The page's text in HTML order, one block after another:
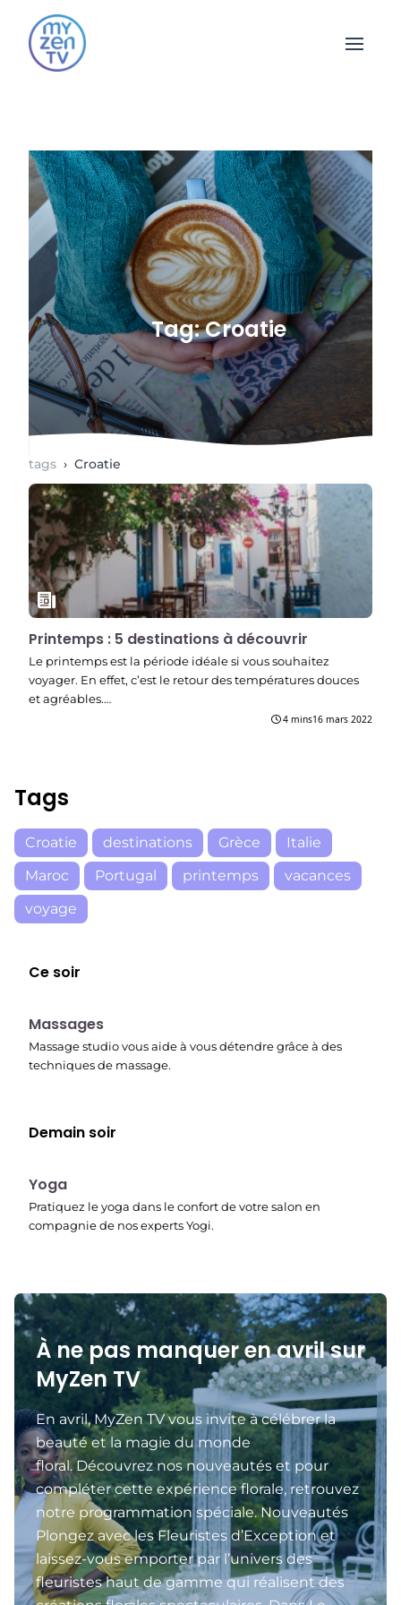
Open
Tag: Croatie
tags › Croatie
Printemps : 5 destinations à découvrir
Le printemps est la période idéale si vous souhaitez
voyager. En effet, c’est le retour des températures douces
et agréables.…
4 mins16 mars 2022
Tags
Croatie destinations Grèce
Italie
Maroc
Portugal printemps
vacances
voyage
Ce soir
23:30
Massages
Massage studio vous aide à vous détendre grâce à des
techniques de massage.
Demain soir
00:15
Yoga
Pratiquez le yoga dans le confort de votre salon en
compagnie de nos experts Yogi.
À ne pas manquer en avril sur
MyZen TV
En avril, MyZen TV vous invite à célébrer la
beauté et la magie du monde
floral. Découvrez nos nouveautés et pour
compléter cette expérience florale, retrouvez
notre programmation spéciale. Nouveautés
Plongez avec les Fleuristes d’Exception et
laissez-vous emporter par l’univers des
fleuristes haut de gamme qui réalisent des